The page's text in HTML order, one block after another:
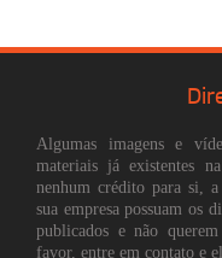
Algumas imagens e
materiais já existentes
nenhum crédito para si,
sua empresa possuam os
publicados e não
favor, entre em contato e